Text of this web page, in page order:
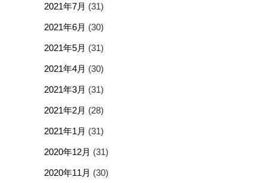
2021年7月 (31)
2021年6月 (30)
2021年5月 (31)
2021年4月 (30)
2021年3月 (31)
2021年2月 (28)
2021年1月 (31)
2020年12月 (31)
2020年11月 (30)